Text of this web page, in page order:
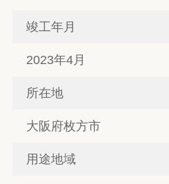
竣工年月
2023年4月
所在地
大阪府枚方市
用途地域